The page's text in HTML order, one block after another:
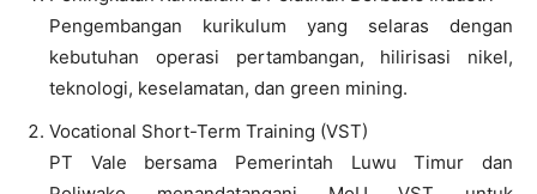
Pengembangan kurikulum yang selaras dengan
kebutuhan operasi pertambangan, hilirisasi nikel,
teknologi, keselamatan, dan green mining.
Vocational Short-Term Training (VST)
PT Vale bersama Pemerintah Luwu Timur dan